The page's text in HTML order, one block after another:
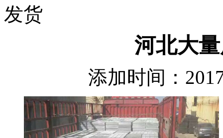
发货
河北大
添加时间：